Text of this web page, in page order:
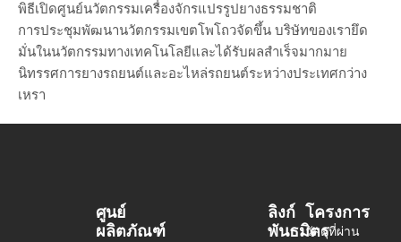
พิธีเปิดศูนย์นวัตกรรมเครื่องจักรแปรรูปยางธรรมชาติ
การประชุมพัฒนานวัตกรรมเขตโพโถวจัดขึ้น บริษัทของเรายึด
มั่นในนวัตกรรมทางเทคโนโลยีและได้รับผลสำเร็จมากมาย
นิทรรศการยางรถยนต์และอะไหล่รถยนต์ระหว่างประเทศกว่าง
เหรา
ลิงก์
พันธมิตร
ศูนย์
ผลิตภัณฑ์
โครงการ
วัสดุที่ผ่าน